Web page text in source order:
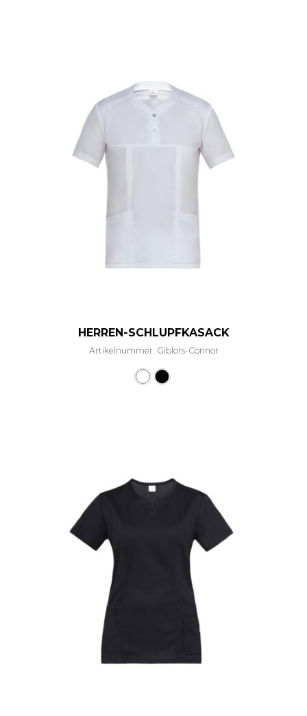
HERREN-SCHLUPFKASACK
Artikelnummer: Giblors-Connor